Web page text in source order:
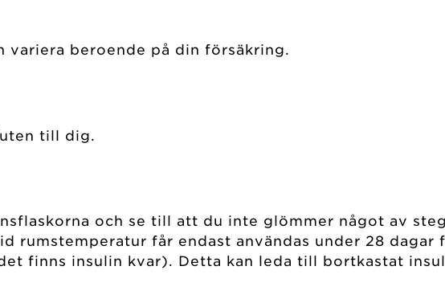
variera beroende på din försäkring.
till dig.
och se till att du inte glömmer något av
rumstemperatur får endast användas under 28 dagar
finns insulin kvar). Detta kan leda till bortkastat